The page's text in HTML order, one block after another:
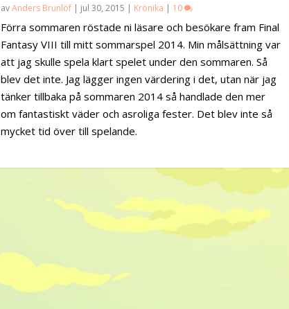
avAnders Brunlöf| jul 30, 2015 | Krönika | 10
Förra sommaren röstade ni läsare och besökare fram Final
Fantasy VIII till mitt sommarspel 2014. Min målsättning var
att jag skulle spela klart spelet under den sommaren. Så
blev det inte. Jag lägger ingen värdering i det, utan när jag
tänker tillbaka på sommaren 2014 så handlade den mer
om fantastiskt väder och asroliga fester. Det blev inte så
mycket tid över till spelande.